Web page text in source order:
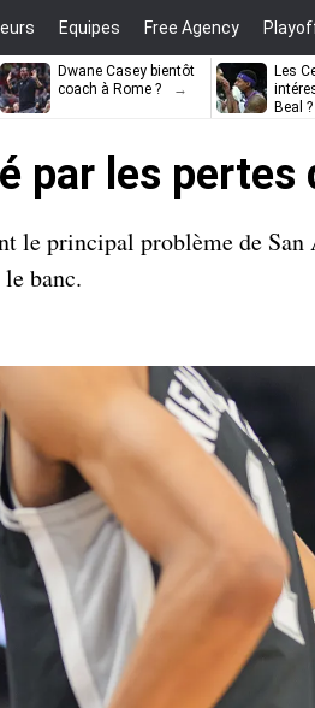
Equipes Free Agency
Dwane Casey bientôt
coach à Rome ?
Les
Beal ?
par les pertes
le principal problème de
banc.